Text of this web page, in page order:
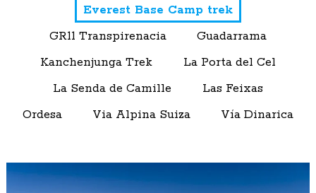
Everest Base Camp trek
GR11 Transpirenacia
Guadarrama
Kanchenjunga Trek
La Porta del Cel
La Senda de Camille
Las Feixas
Ordesa
Via Alpina Suiza Vía Dinarica